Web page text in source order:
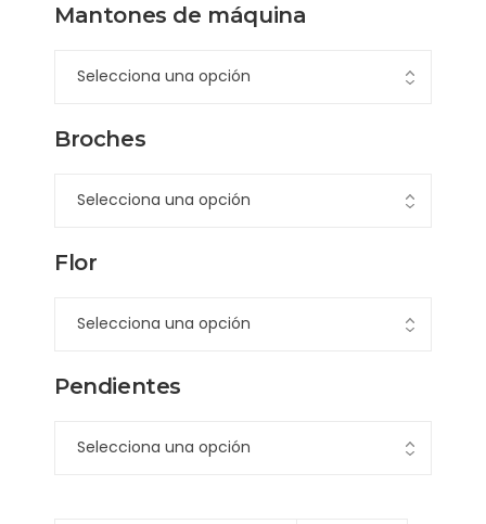
Mantones de máquina
Broches
Flor
Pendientes